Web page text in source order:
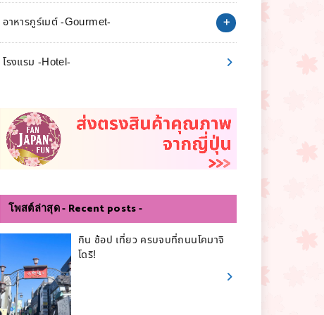
อาหารกูร์เมต์ -Gourmet-
โรงแรม -Hotel-
โพสต์ล่าสุด - Recent posts -
กิน ช้อป เที่ยว ครบจบที่ถนนโคมาจิ
โดริ!